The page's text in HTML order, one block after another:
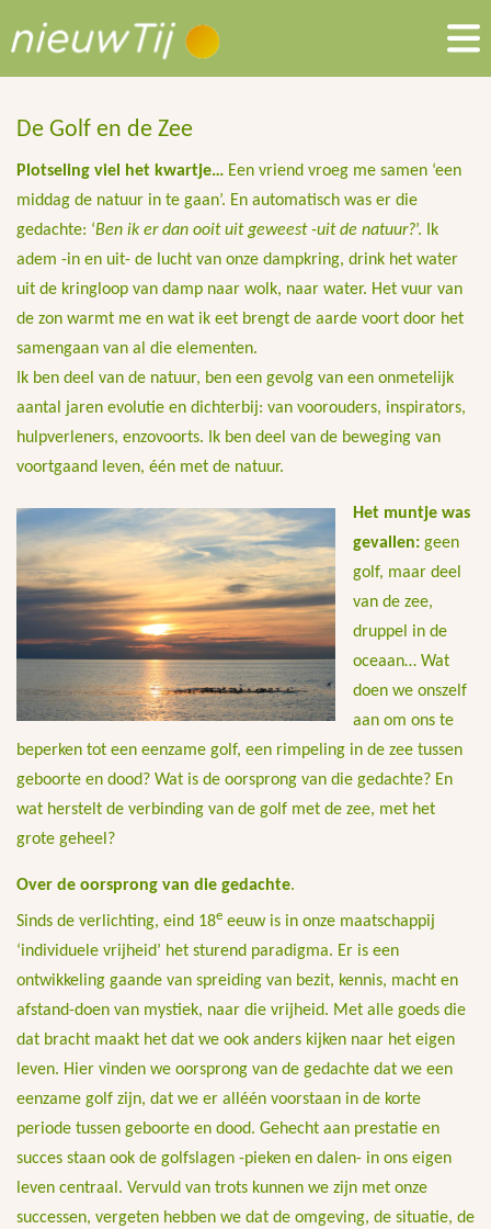
De Golf en de Zee
Plotseling viel het kwartje… Een vriend vroeg me samen ‘een
middag de natuur in te gaan’. En automatisch was er die
gedachte: ‘Ben ik er dan ooit uit geweest -uit de natuur?’. Ik
adem -in en uit- de lucht van onze dampkring, drink het water
uit de kringloop van damp naar wolk, naar water. Het vuur van
de zon warmt me en wat ik eet brengt de aarde voort door het
samengaan van al die elementen.
Ik ben deel van de natuur, ben een gevolg van een onmetelijk
aantal jaren evolutie en dichterbij: van voorouders, inspirators,
hulpverleners, enzovoorts. Ik ben deel van de beweging van
voortgaand leven, één met de natuur.
Het muntje was
gevallen: geen
golf, maar deel
van de zee,
druppel in de
oceaan… Wat
doen we onszelf
aan om ons te
beperken tot een eenzame golf, een rimpeling in de zee tussen
geboorte en dood? Wat is de oorsprong van die gedachte? En
wat herstelt de verbinding van de golf met de zee, met het
grote geheel?
Over de oorsprong van die gedachte.
Sinds de verlichting, eind 18e eeuw is in onze maatschappij
‘individuele vrijheid’ het sturend paradigma. Er is een
ontwikkeling gaande van spreiding van bezit, kennis, macht en
afstand-doen van mystiek, naar die vrijheid. Met alle goeds die
dat bracht maakt het dat we ook anders kijken naar het eigen
leven. Hier vinden we oorsprong van de gedachte dat we een
eenzame golf zijn, dat we er alléén voorstaan in de korte
periode tussen geboorte en dood. Gehecht aan prestatie en
succes staan ook de golfslagen -pieken en dalen- in ons eigen
leven centraal. Vervuld van trots kunnen we zijn met onze
successen, vergeten hebben we dat de omgeving, de situatie, de